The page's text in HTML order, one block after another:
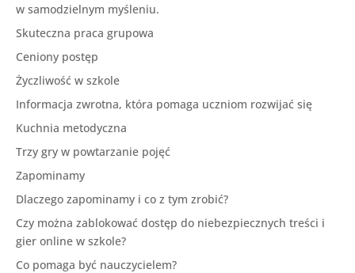
w samodzielnym myśleniu.
Skuteczna praca grupowa
Ceniony postęp
Życzliwość w szkole
Informacja zwrotna, która pomaga uczniom rozwijać się
Kuchnia metodyczna
Trzy gry w powtarzanie pojęć
Zapominamy
Dlaczego zapominamy i co z tym zrobić?
Czy można zablokować dostęp do niebezpiecznych treści i
gier online w szkole?
Co pomaga być nauczycielem?